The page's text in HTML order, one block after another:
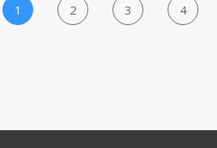
1 2 3 4